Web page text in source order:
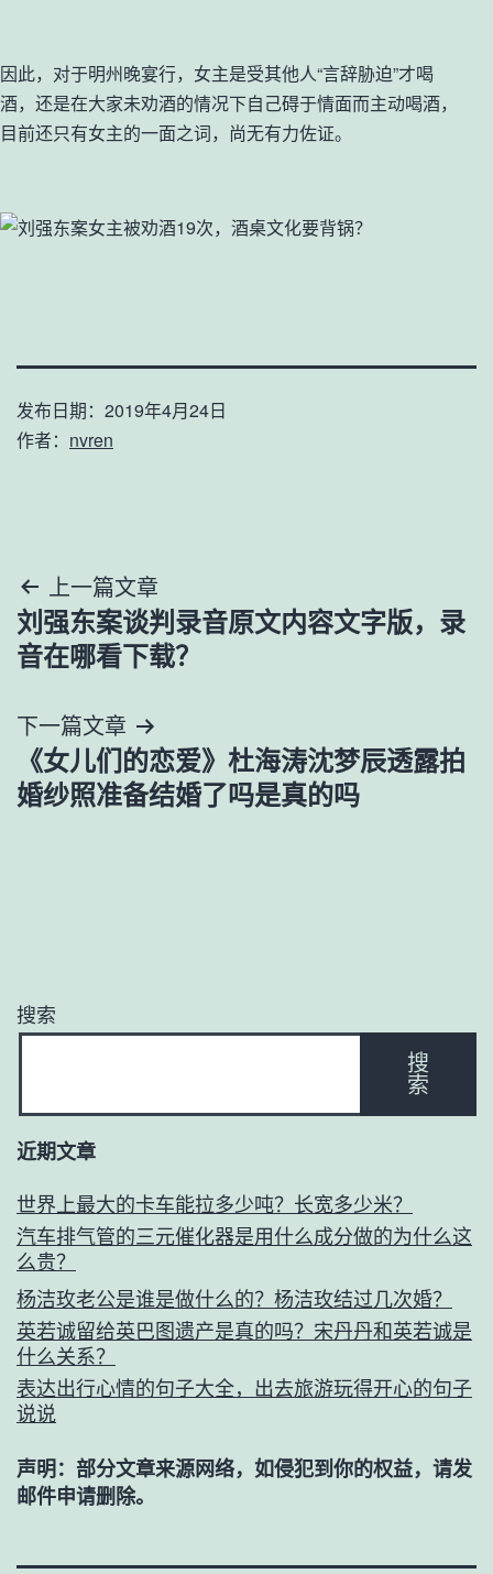
因此，对于明州晚宴行，女主是受其他人“言辞胁迫”才喝
酒，还是在大家未劝酒的情况下自己碍于情面而主动喝酒，
目前还只有女主的一面之词，尚无有力佐证。
发布日期： 2019年4月24日
作者： nvren
文
章
航
上一篇文章
刘强东案谈判录音原文内容文字版，录
音在哪看下载？
下一篇文章
《女儿们的恋爱》杜海涛沈梦辰透露拍
婚纱照准备结婚了吗是真的吗
搜索
搜
索
近期文章
世界上最大的卡车能拉多少吨？长宽多少米？
汽车排气管的三元催化器是用什么成分做的为什么这
么贵？
杨洁玫老公是谁是做什么的？杨洁玫结过几次婚？
英若诚留给英巴图遗产是真的吗？宋丹丹和英若诚是
什么关系？
表达出行心情的句子大全，出去旅游玩得开心的句子
说说
声明：部分文章来源网络，如侵犯到你的权益，请发
邮件申请删除。